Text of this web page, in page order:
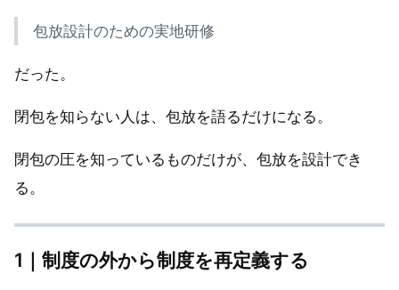
包放設計のための実地研修
だった。
閉包を知らない人は、包放を語るだけになる。
閉包の圧を知っているものだけが、包放を設計でき
る。
1｜制度の外から制度を再定義する